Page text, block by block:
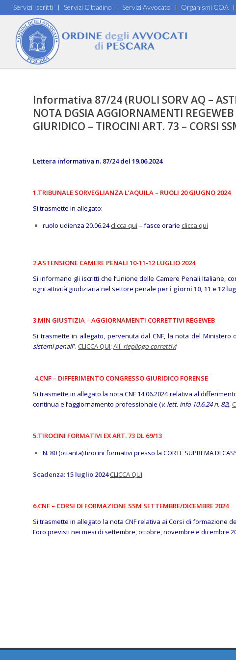
Servizi Iscritti Servizi Cittadino Servizi Avvocato Organismi COA
Informativa 87/24 (RUOLI SORV AQ –
NOTA DGSIA AGGIORNAMENTI
GIURIDICO – TIROCINI ART. 73 – CORSI
Lettera informativa n. 87/24 del 19.06.2024
1.TRIBUNALE SORVEGLIANZA L’AQUILA – RUOLI 20 GIUGNO 2024
Si trasmette in allegato:
ruolo udienza 20.06.24clicca qui – fasce orarie clicca qui
2.ASTENSIONE CAMERE PENALI 10-11-12 LUGLIO 2024
Si informano gli iscritti che l’Unione delle Camere Penali Italiane,
ogni attività giudiziaria nel settore penale per i giorni 10, 11 e 12
3.MIN GIUSTIZIA – AGGIORNAMENTI CORRETTIVI REGEWEB
Si trasmette in allegato, pervenuta dal CNF, la nota del Ministero
sistemi penali”. CLICCA QUI; All. riepilogo correttivi
4.CNF – DIFFERIMENTO CONGRESSO GIURIDICO FORENSE
Si trasmette in allegato la nota CNF 14.06.2024 relativa al
continua e l’aggiornamento professionale (v. lett. info 10.6.24 n. 82).
5.TIROCINI FORMATIVI EX ART. 73 DL 69/13
N. 80 (ottanta) tirocini formativi presso la CORTE SUPREMA DI
Scadenza: 15 luglio 2024 CLICCA QUI
6.CNF – CORSI DI FORMAZIONE SSM SETTEMBRE/DICEMBRE 2024
Si trasmette in allegato la nota CNF relativa ai Corsi di formazione
Foro previsti nei mesi di settembre, ottobre, novembre e dicembre